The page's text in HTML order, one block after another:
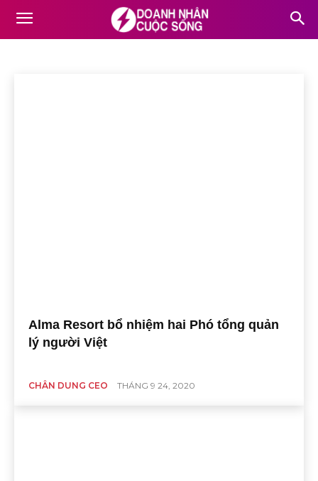
CHÂN DUNG CEO
Alma Resort bổ nhiệm hai Phó tổng quản
lý người Việt
CHÂN DUNG CEO THÁNG 9 24, 2020